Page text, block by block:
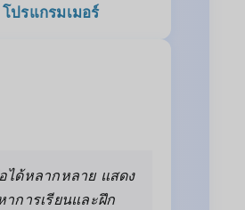
ปรแกรมเมอร์
ได้หลากหลาย แสดง
าการเรียนและฝึก